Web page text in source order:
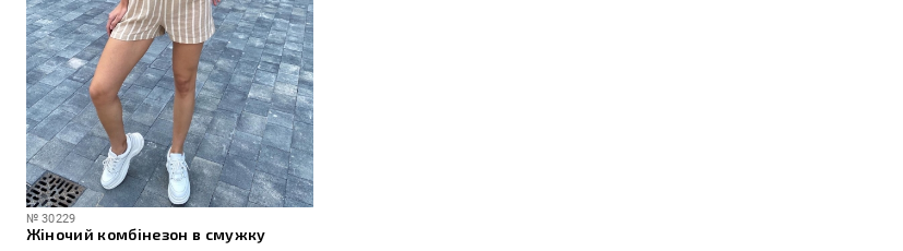
№ 30229
Жіночий комбінезон в смужку